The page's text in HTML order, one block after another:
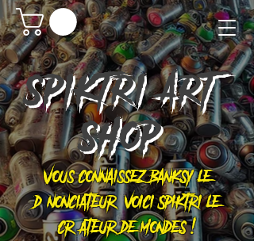
SPIKTRIART
SHOP
Vous connaissez Banksy le
dénonciateur, voici Spiktri le
créateur de mondes !